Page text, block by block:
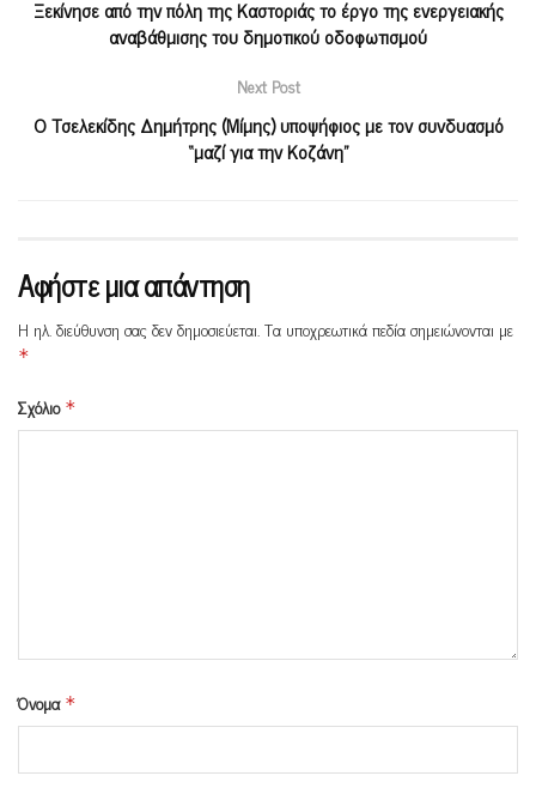
Ξεκίνησε από την πόλη της Καστοριάς το έργο της ενεργειακής
αναβάθμισης του δημοτικού οδοφωτισμού
Next Post
Ο Τσελεκίδης Δημήτρης (Μίμης) υποψήφιος με τον συνδυασμό
“μαζί για την Κοζάνη”
Αφήστε μια απάντηση
Η ηλ. διεύθυνση σας δεν δημοσιεύεται.Τα υποχρεωτικά πεδία σημειώνονται με
*
Σχόλιο *
Όνομα *